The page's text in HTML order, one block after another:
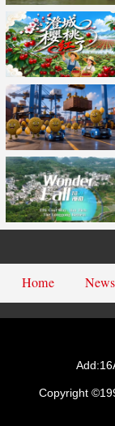
Home News
Copyright